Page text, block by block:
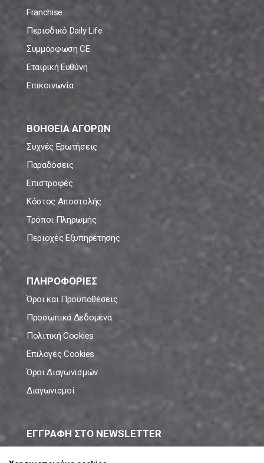
Franchise
Περιοδικό Daily Life
Συμμόρφωση CE
Εταιρική Ευθύνη
Επικοινωνία
ΒΟΗΘΕΙΑ ΑΓΟΡΩΝ
Συχνές Ερωτήσεις
Παραδόσεις
Επιστροφές
Κόστος Αποστολής
Τρόποι Πληρωμής
Περιοχές Εξυπηρέτησης
ΠΛΗΡΟΦΟΡΙΕΣ
Όροι και Προϋποθέσεις
Προσωπικά Δεδομένα
Πολιτική Cookies
Επιλογές Cookies
Όροι Διαγωνισμών
Διαγωνισμοί
ΕΓΓΡΑΦΗ ΣΤΟ NEWSLETTER